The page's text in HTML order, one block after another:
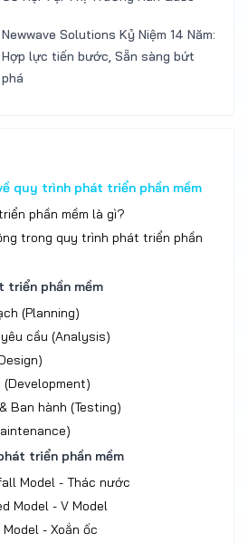
Newwave Solutions Kỷ Niệm 14 Năm:
Hợp lực tiến bước, Sẵn sàng bứt
phá
quy trình phát triển phần mềm
phần mềm là gì?
trong quy trình phát triển phần
triển phần mềm
(Planning)
cầu (Analysis)
Ban hành (Testing)
triển phần mềm
Model - Thác nước
Model - V Model
- Xoắn ốc